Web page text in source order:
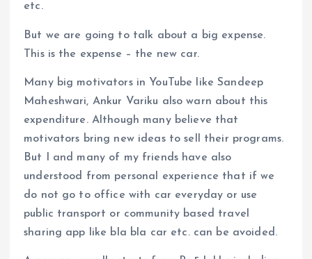
etc.
But we are going to talk about a big expense.
This is the expense – the new car.
Many big motivators in YouTube like Sandeep
Maheshwari, Ankur Variku also warn about this
expenditure. Although many believe that
motivators bring new ideas to sell their programs.
But I and many of my friends have also
understood from personal experience that if we
do not go to office with car everyday or use
public transport or community based travel
sharing app like bla bla car etc. can be avoided.